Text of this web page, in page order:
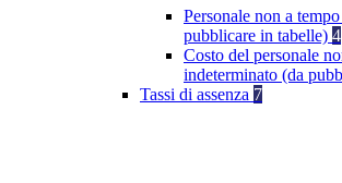
Personale non a
pubblicare in tabelle) 4
Costo del personale
indeterminato (da
Tassi di assenza 7